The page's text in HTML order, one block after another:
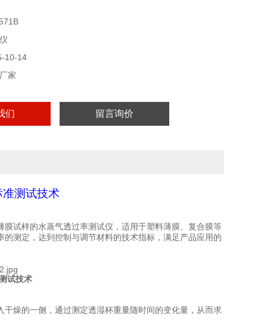
等参数。
10-14
家
们 留言询价
测试技术
试样的水蒸气透过率测试仪，适用于塑料薄膜、复合膜等
的测定，达到控制与调节材料的技术指标，满足产品应用的
试技术
燥的一侧，通过测定透湿杯重量随时间的变化量，从而求